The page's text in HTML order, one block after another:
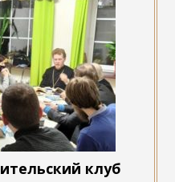
клуб